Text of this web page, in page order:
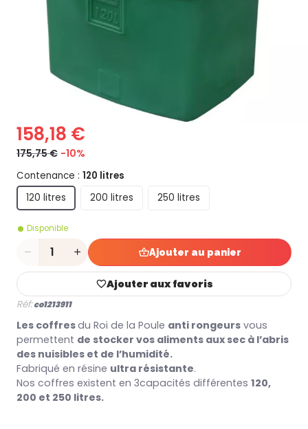
158,18 €
175,75 € -10%
Contenance : 120 litres
120 litres
200 litres 250 litres
Disponible
Quantité Ajouter au panier
Ajouter aux favoris
Réf:co1213911
Les coffresdu Roi de la Poule anti rongeurs vous
permettent de stocker vos aliments aux sec à l’abris
des nuisibles et de l’humidité.
Fabriqué en résine ultra résistante.
Nos coffres existent en 3capacités différentes 120,
200 et 250 litres.